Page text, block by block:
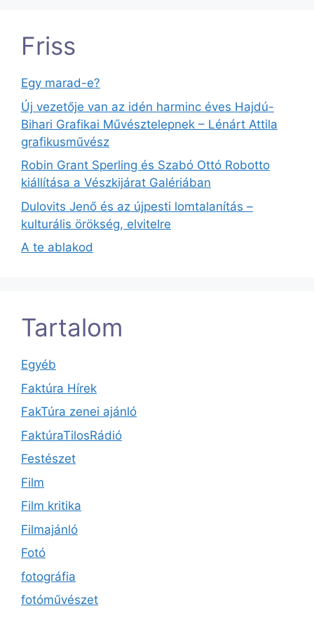
Friss
Egy marad-e?
Új vezetője van az idén harminc éves Hajdú-
Bihari Grafikai Művésztelepnek – Lénárt Attila
grafikusművész
Robin Grant Sperling és Szabó Ottó Robotto
kiállítása a Vészkijárat Galériában
Dulovits Jenő és az újpesti lomtalanítás –
kulturális örökség, elvitelre
A te ablakod
Tartalom
Egyéb
Faktúra Hírek
FakTúra zenei ajánló
FaktúraTilosRádió
Festészet
Film
Film kritika
Filmajánló
Fotó
fotográfia
fotóművészet